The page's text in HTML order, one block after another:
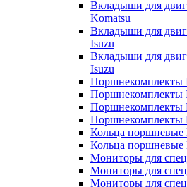
Вкладыши для
Komatsu
Вкладыши для
Isuzu
Вкладыши для
Isuzu
Поршнекомплекты
Поршнекомплекты
Поршнекомплекты
Поршнекомплекты
Кольца поршневые
Кольца поршневые
Мониторы для
Мониторы для
Мониторы для